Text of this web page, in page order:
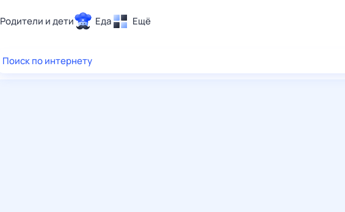
Родители и дети Еда Ещё
Здоровье
Поиск по интернету